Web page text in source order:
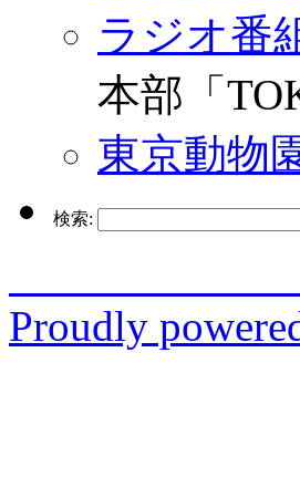
ラジオ番
本部「
東京動物
検索:
Proudly